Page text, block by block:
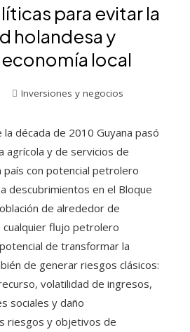
para evitar la
holandesa y
local
Inversiones y negocios
década de 2010 Guyana pasó
agrícola y de servicios de
país con potencial petrolero
descubrimientos en el Bloque
de alrededor de
flujo petrolero
de transformar la
de generar riesgos clásicos:
volatilidad de ingresos,
sociales y daño
riesgos y objetivos de